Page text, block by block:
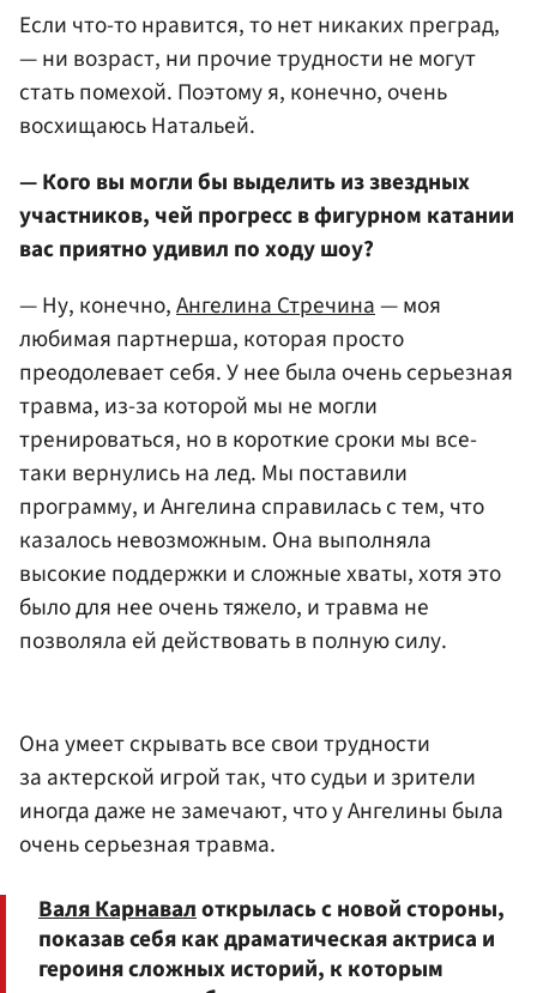
Если что-то нравится, то нет никаких преград,
— ни возраст, ни прочие трудности не могут
стать помехой. Поэтому я, конечно, очень
восхищаюсь Натальей.
— Кого вы могли бы выделить из звездных
участников, чей прогресс в фигурном катании
вас приятно удивил по ходу шоу?
— Ну, конечно,Ангелина Стречина— моя
любимая партнерша, которая просто
преодолевает себя. У нее была очень серьезная
травма, из-за которой мы не могли
тренироваться, но в короткие сроки мы все-
таки вернулись на лед. Мы поставили
программу, и Ангелина справилась с тем, что
казалось невозможным. Она выполняла
высокие поддержки и сложные хваты, хотя это
было для нее очень тяжело, и травма не
позволяла ей действовать в полную силу.
Она умеет скрывать все свои трудности
за актерской игрой так, что судьи и зрители
иногда даже не замечают, что у Ангелины была
очень серьезная травма.
Валя Карнавалоткрылась с новой стороны,
показав себя как драматическая актриса и
героиня сложных историй, к которым